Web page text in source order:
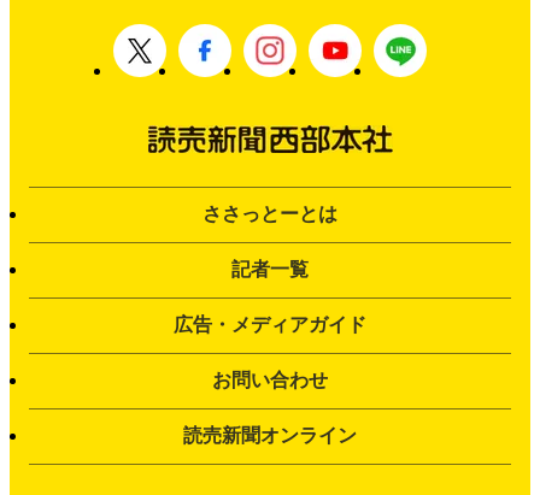
ささっとーとは
記者一覧
広告・メディアガイド
お問い合わせ
読売新聞オンライン